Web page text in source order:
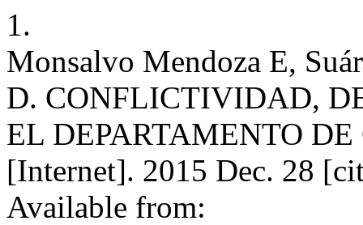
1.
Monsalvo Mendoza E,
D. CONFLICTIVIDAD,
EL DEPARTAMENTO
[Internet]. 2015 Dec. 28
Available from: